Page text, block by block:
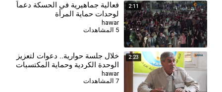
2:11
فعالية جماهيرية في الحسكة دعماً
لوحدات حماية المرأة
hawar
5 المشاهدات
2:23
خلال جلسة حوارية.. دعوات لتعزيز
الوحدة الكردية وحماية المكتسبات
hawar